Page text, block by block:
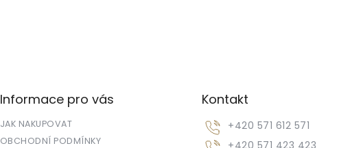
Informace pro vás
JAK NAKUPOVAT
OBCHODNÍ PODMÍNKY
Kontakt
+420 571 612 571